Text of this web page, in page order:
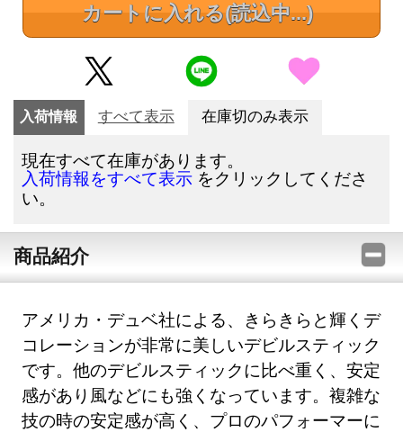
カートに入れる(読込中...)
入荷情報 すべて表示 在庫切のみ表示
現在すべて在庫があります。
入荷情報をすべて表示 をクリックしてくださ
い。
商品紹介
アメリカ・デュベ社による、きらきらと輝くデ
コレーションが非常に美しいデビルスティック
です。他のデビルスティックに比べ重く、安定
感があり風などにも強くなっています。複雑な
技の時の安定感が高く、プロのパフォーマーに